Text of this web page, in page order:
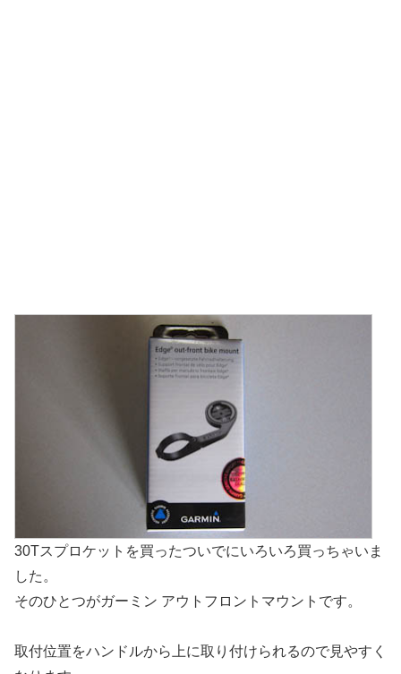
30Tスプロケットを買ったついでにいろいろ買っちゃいま
した。
そのひとつがガーミン アウトフロントマウントです。
取付位置をハンドルから上に取り付けられるので見やすく